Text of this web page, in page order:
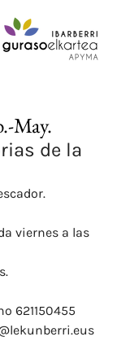
May.
de la
viernes a las
621150455